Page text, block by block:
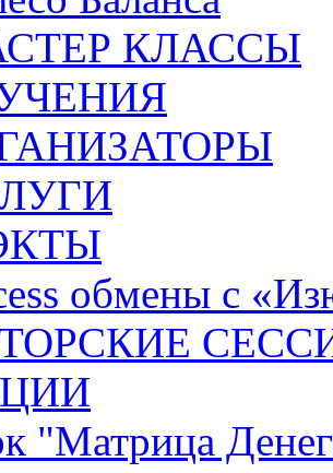
КЛАССЫ
обмены с
"Матрица